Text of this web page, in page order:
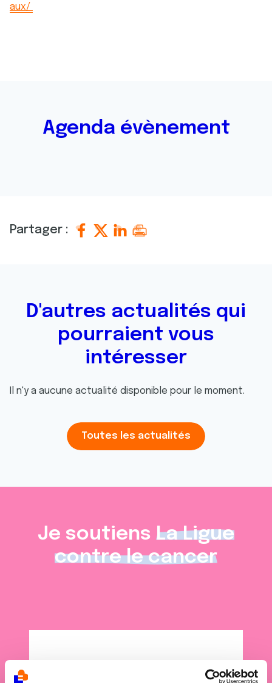
aux/
Agenda évènement
Partager :
D'autres actualités qui
pourraient vous
intéresser
Il n'y a aucune actualité disponible pour le moment.
Toutes les actualités
Je soutiens La Ligue
contre le cancer